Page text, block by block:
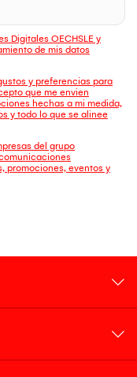
Digitales OECHSLE y
de mis datos
y preferencias para
que me envien
hechas a mi medida,
y todo lo que se alinee
del grupo
promociones, eventos y